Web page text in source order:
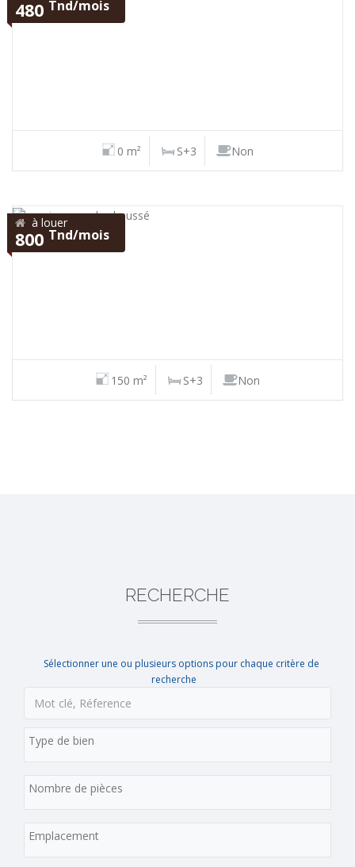
480 Tnd/mois
0 m² S+3 Non
à louer
800 Tnd/mois
150 m² S+3 Non
RECHERCHE
Sélectionner une ou plusieurs options pour chaque critère de
recherche